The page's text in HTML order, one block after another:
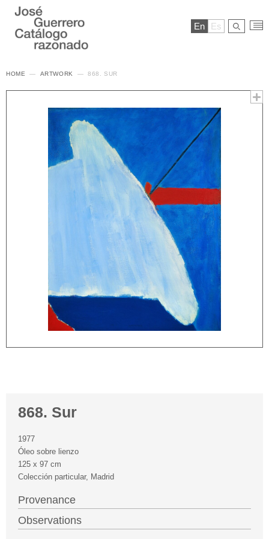
En Es
HOME ARTWORK 868. SUR
868. Sur
1977
Óleo sobre lienzo
125 x 97 cm
Colección particular, Madrid
Provenance
Observations